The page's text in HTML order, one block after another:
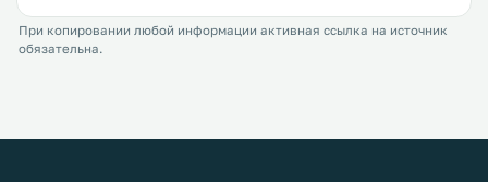
При копировании любой информации активная ссылка на источник
обязательна.